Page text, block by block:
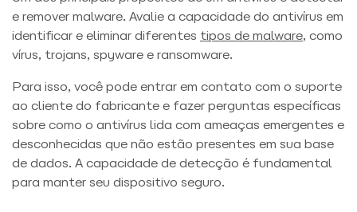
e remover malware. Avalie a capacidade do antivírus em
identificar e eliminar diferentes tipos de malware, como
vírus, trojans, spyware e ransomware.
Para isso, você pode entrar em contato com o suporte
ao cliente do fabricante e fazer perguntas específicas
sobre como o antivírus lida com ameaças emergentes e
desconhecidas que não estão presentes em sua base
de dados. A capacidade de detecção é fundamental
para manter seu dispositivo seguro.